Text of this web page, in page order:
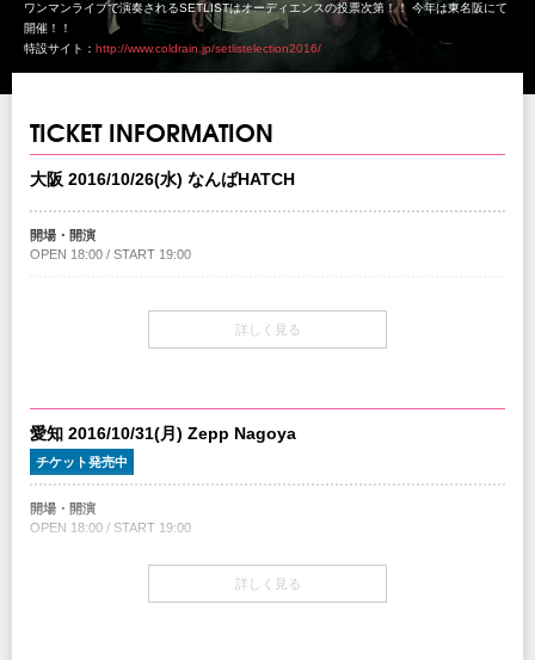
ワンマンライブで演奏されるSETLISTはオーディエンスの投票次第！！ 今年は東名阪にて
開催！！
特設サイト： http://www.coldrain.jp/setlistelection2016/
TICKET INFORMATION
大阪 2016/10/26(水) なんばHATCH
開場・開演
OPEN 18:00 / START 19:00
TICKET ￥3,900-(税込/standing・2F指定/1Drink別)
注意事項
未就学児（６歳未満）のご入場はお断りさせていただきます。
INFO
キョードーインフォメーション
詳しく見る
愛知 2016/10/31(月) Zepp Nagoya
チケット発売中
開場・開演
OPEN 18:00 / START 19:00
TICKET ￥3,900-(税込/standing・2F指定/1Drink別)
詳しく見る